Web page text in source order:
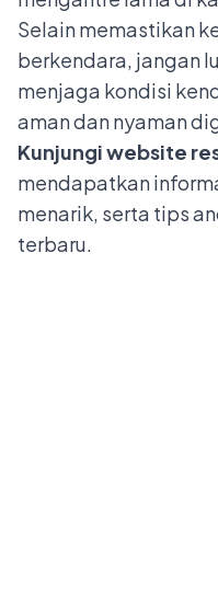
Selain memastikan
berkendara, jangan
menjaga kondisi
aman dan nyaman
Kunjungi website
mendapatkan
menarik, serta tips
terbaru.